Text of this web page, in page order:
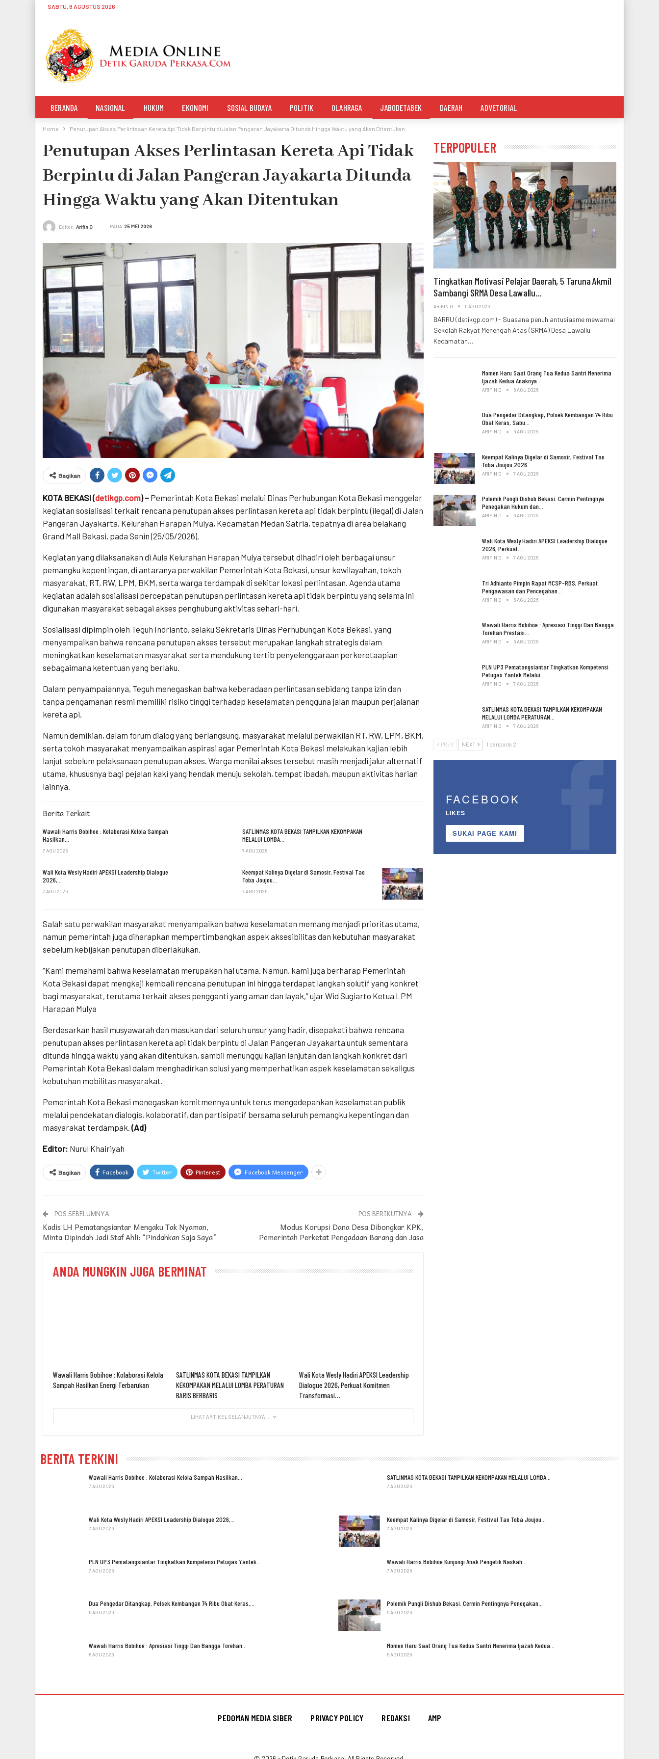
SABTU, 8 AGUSTUS 2026
BERANDA NASIONAL HUKUM EKONOMI SOSIAL BUDAYA POLITIK OLAHRAGA JABODETABEK DAERAH ADVETORIAL
Home Penutupan Akses Perlintasan Kereta Api Tidak Berpintu di Jalan Pangeran Jayakarta Ditunda Hingga Waktu yang Akan Ditentukan
Penutupan Akses Perlintasan Kereta Api Tidak
Berpintu di Jalan Pangeran Jayakarta Ditunda
Hingga Waktu yang Akan Ditentukan
Editor: Arifin D PADA 25 MEI 2026
Bagikan
KOTA BEKASI (detikgp.com) – Pemerintah Kota Bekasi melalui Dinas Perhubungan Kota Bekasi menggelar
kegiatan sosialisasi terkait rencana penutupan akses perlintasan kereta api tidak berpintu (ilegal) di Jalan
Pangeran Jayakarta, Kelurahan Harapan Mulya, Kecamatan Medan Satria, tepatnya di area belakang
Grand Mall Bekasi, pada Senin (25/05/2026).
Kegiatan yang dilaksanakan di Aula Kelurahan Harapan Mulya tersebut dihadiri oleh berbagai unsur
pemangku kepentingan, di antaranya perwakilan Pemerintah Kota Bekasi, unsur kewilayahan, tokoh
masyarakat, RT, RW, LPM, BKM, serta warga terdampak di sekitar lokasi perlintasan. Agenda utama
kegiatan adalah sosialisasi percepatan penutupan perlintasan kereta api tidak berpintu yang selama ini
digunakan masyarakat sebagai akses penghubung aktivitas sehari-hari.
Sosialisasi dipimpin oleh Teguh Indrianto, selaku Sekretaris Dinas Perhubungan Kota Bekasi, yang
menyampaikan bahwa rencana penutupan akses tersebut merupakan langkah strategis dalam
meningkatkan keselamatan masyarakat serta mendukung tertib penyelenggaraan perkeretaapian
sebagaimana ketentuan yang berlaku.
Dalam penyampaiannya, Teguh menegaskan bahwa keberadaan perlintasan sebidang tanpa izin dan
tanpa pengamanan resmi memiliki risiko tinggi terhadap keselamatan pengguna jalan maupun perjalanan
kereta api.
Namun demikian, dalam forum dialog yang berlangsung, masyarakat melalui perwakilan RT, RW, LPM, BKM,
serta tokoh masyarakat menyampaikan aspirasi agar Pemerintah Kota Bekasi melakukan kajian lebih
lanjut sebelum pelaksanaan penutupan akses. Warga menilai akses tersebut masih menjadi jalur alternatif
utama, khususnya bagi pejalan kaki yang hendak menuju sekolah, tempat ibadah, maupun aktivitas harian
lainnya.
Berita Terkait
Wawali Harris Bobihoe : Kolaborasi Kelola Sampah
Hasilkan…
7 AGU 2026
SATLINMAS KOTA BEKASI TAMPILKAN KEKOMPAKAN
MELALUI LOMBA…
7 AGU 2026
Wali Kota Wesly Hadiri APEKSI Leadership Dialogue
2026,…
7 AGU 2026
Keempat Kalinya Digelar di Samosir, Festival Tao
Toba Joujou…
7 AGU 2026
Salah satu perwakilan masyarakat menyampaikan bahwa keselamatan memang menjadi prioritas utama,
namun pemerintah juga diharapkan mempertimbangkan aspek aksesibilitas dan kebutuhan masyarakat
sebelum kebijakan penutupan diberlakukan.
“Kami memahami bahwa keselamatan merupakan hal utama. Namun, kami juga berharap Pemerintah
Kota Bekasi dapat mengkaji kembali rencana penutupan ini hingga terdapat langkah solutif yang konkret
bagi masyarakat, terutama terkait akses pengganti yang aman dan layak,” ujar Wid Sugiarto Ketua LPM
Harapan Mulya
Berdasarkan hasil musyawarah dan masukan dari seluruh unsur yang hadir, disepakati bahwa rencana
penutupan akses perlintasan kereta api tidak berpintu di Jalan Pangeran Jayakarta untuk sementara
ditunda hingga waktu yang akan ditentukan, sambil menunggu kajian lanjutan dan langkah konkret dari
Pemerintah Kota Bekasi dalam menghadirkan solusi yang memperhatikan aspek keselamatan sekaligus
kebutuhan mobilitas masyarakat.
Pemerintah Kota Bekasi menegaskan komitmennya untuk terus mengedepankan keselamatan publik
melalui pendekatan dialogis, kolaboratif, dan partisipatif bersama seluruh pemangku kepentingan dan
masyarakat terdampak. (Ad)
Editor: Nurul Khairiyah
Bagikan Facebook Twitter Pinterest Facebook Messenger
POS SEBELUMNYA
Kadis LH Pematangsiantar Mengaku Tak Nyaman,
Minta Dipindah Jadi Staf Ahli: “Pindahkan Saja Saya”
POS BERIKUTNYA
Modus Korupsi Dana Desa Dibongkar KPK,
Pemerintah Perketat Pengadaan Barang dan Jasa
ANDA MUNGKIN JUGA BERMINAT
Wawali Harris Bobihoe : Kolaborasi Kelola
Sampah Hasilkan Energi Terbarukan
SATLINMAS KOTA BEKASI TAMPILKAN
KEKOMPAKAN MELALUI LOMBA PERATURAN
BARIS BERBARIS
Wali Kota Wesly Hadiri APEKSI Leadership
Dialogue 2026, Perkuat Komitmen
Transformasi…
LIHAT ARTIKEL SELANJUTNYA ...
TERPOPULER
Tingkatkan Motivasi Pelajar Daerah, 5 Taruna Akmil
Sambangi SRMA Desa Lawallu…
ARIFIN D 6 AGU 2026
BARRU (detikgp.com) - Suasana penuh antusiasme mewarnai
Sekolah Rakyat Menengah Atas (SRMA) Desa Lawallu
Kecamatan…
Momen Haru Saat Orang Tua Kedua Santri Menerima
Ijazah Kedua Anaknya
ARIFIN D 6 AGU 2026
Dua Pengedar Ditangkap, Polsek Kembangan 74 Ribu
Obat Keras, Sabu…
ARIFIN D 6 AGU 2026
Keempat Kalinya Digelar di Samosir, Festival Tao
Toba Joujou 2026…
ARIFIN D 7 AGU 2026
Polemik Pungli Dishub Bekasi. Cermin Pentingnya
Penegakan Hukum dan…
ARIFIN D 6 AGU 2026
Wali Kota Wesly Hadiri APEKSI Leadership Dialogue
2026, Perkuat…
ARIFIN D 7 AGU 2026
Tri Adhianto Pimpin Rapat MCSP-RBS, Perkuat
Pengawasan dan Pencegahan…
ARIFIN D 6 AGU 2026
Wawali Harris Bobihoe : Apresiasi Tinggi Dan Bangga
Torehan Prestasi…
ARIFIN D 6 AGU 2026
PLN UP3 Pematangsiantar Tingkatkan Kompetensi
Petugas Yantek Melalui…
ARIFIN D 7 AGU 2026
SATLINMAS KOTA BEKASI TAMPILKAN KEKOMPAKAN
MELALUI LOMBA PERATURAN…
ARIFIN D 7 AGU 2026
PREV NEXT 1 daripada 2
FACEBOOK
LIKES
SUKAI PAGE KAMI
BERITA TERKINI
Wawali Harris Bobihoe : Kolaborasi Kelola Sampah Hasilkan…
7 AGU 2026
SATLINMAS KOTA BEKASI TAMPILKAN KEKOMPAKAN MELALUI LOMBA…
7 AGU 2026
Wali Kota Wesly Hadiri APEKSI Leadership Dialogue 2026,…
7 AGU 2026
Keempat Kalinya Digelar di Samosir, Festival Tao Toba Joujou…
7 AGU 2026
PLN UP3 Pematangsiantar Tingkatkan Kompetensi Petugas Yantek…
7 AGU 2026
Wawali Harris Bobihoe Kunjungi Anak Pengetik Naskah…
7 AGU 2026
Dua Pengedar Ditangkap, Polsek Kembangan 74 Ribu Obat Keras,…
6 AGU 2026
Polemik Pungli Dishub Bekasi. Cermin Pentingnya Penegakan…
6 AGU 2026
Wawali Harris Bobihoe : Apresiasi Tinggi Dan Bangga Torehan…
6 AGU 2026
Momen Haru Saat Orang Tua Kedua Santri Menerima Ijazah Kedua…
6 AGU 2026
PEDOMAN MEDIA SIBER PRIVACY POLICY REDAKSI AMP